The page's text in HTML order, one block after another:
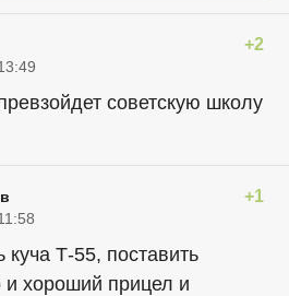
+2
советскую школу
+1
куча Т-55, поставить
и хороший прицел и